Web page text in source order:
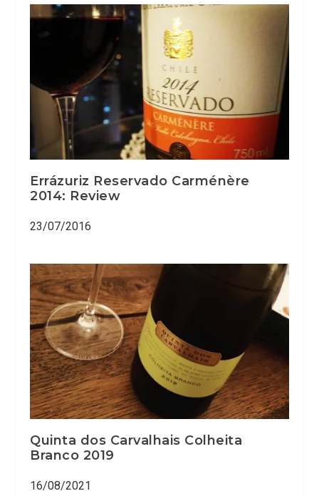
Errázuriz Reservado Carménère
2014: Review
23/07/2016
Quinta dos Carvalhais Colheita
Branco 2019
16/08/2021